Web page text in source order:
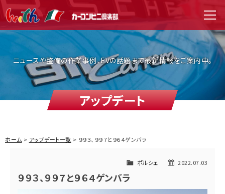
WITH（ウィズ） menu
ニュースや整備の作業事例、EVの話題まで最新情報をご案内中。
アップデート
ホーム アップデート一覧 ９９３、９９７と９６４ゲンバラ
2022.07.03
ポルシェ
９９３、９９７と９６４ゲンバラ